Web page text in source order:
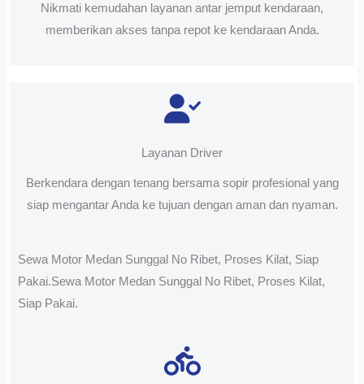
Nikmati kemudahan layanan antar jemput kendaraan,
memberikan akses tanpa repot ke kendaraan Anda.
Layanan Driver
Berkendara dengan tenang bersama sopir profesional yang
siap mengantar Anda ke tujuan dengan aman dan nyaman.
Sewa Motor Medan Sunggal No Ribet, Proses Kilat, Siap
Pakai.Sewa Motor Medan Sunggal No Ribet, Proses Kilat,
Siap Pakai.